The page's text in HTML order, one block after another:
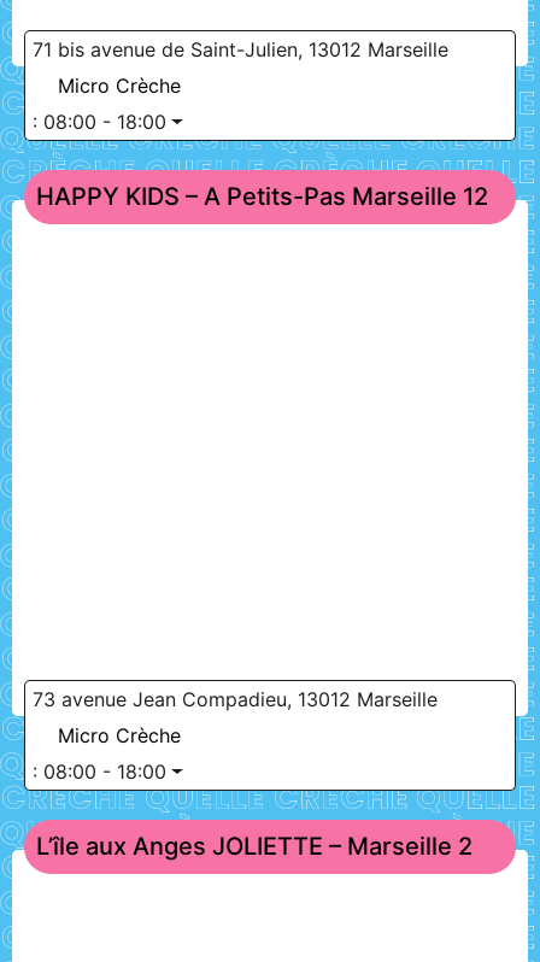
71 bis avenue de Saint-Julien, 13012 Marseille
Micro Crèche
: 08:00 - 18:00
HAPPY KIDS – A Petits-Pas Marseille 12
73 avenue Jean Compadieu, 13012 Marseille
Micro Crèche
: 08:00 - 18:00
L’île aux Anges JOLIETTE – Marseille 2